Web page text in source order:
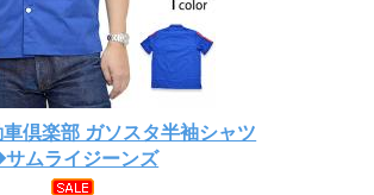
倶楽部 ガソスタ半袖シャツ
ムライジーンズ